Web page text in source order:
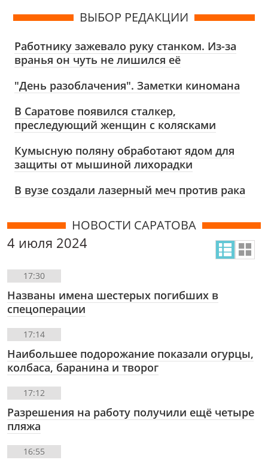
ВЫБОР РЕДАКЦИИ
Работнику зажевало руку станком. Из-за
вранья он чуть не лишился её
"День разоблачения". Заметки киномана
В Саратове появился сталкер,
преследующий женщин с колясками
Кумысную поляну обработают ядом для
защиты от мышиной лихорадки
В вузе создали лазерный меч против рака
НОВОСТИ САРАТОВА
4 июля 2024
17:30
Названы имена шестерых погибших в
спецоперации
17:14
Наибольшее подорожание показали огурцы,
колбаса, баранина и творог
17:12
Разрешения на работу получили ещё четыре
пляжа
16:55